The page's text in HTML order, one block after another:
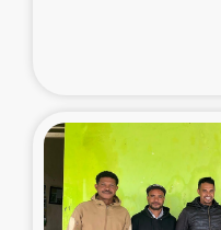
スリランカの南北女